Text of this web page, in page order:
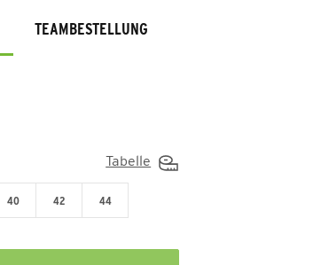
TEAMBESTELLUNG
Tabelle
40 42 44